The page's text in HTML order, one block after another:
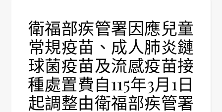
衛福部疾管署因應兒童
常規疫苗、成人肺炎鏈
球菌疫苗及流感疫苗接
種處置費自115年3月1日
起調整由衛福部疾管署